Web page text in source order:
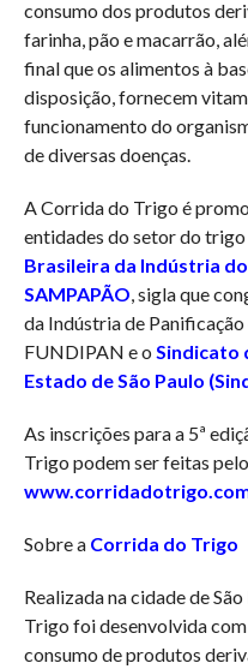
consumo dos produtos
farinha, pão e macarrão,
final que os alimentos à
disposição, fornecem
funcionamento do
de diversas doenças.
A Corrida do Trigo é
entidades do setor do trigo
Brasileira da Indústria
SAMPAPÃO , sigla que
da Indústria de
FUNDIPAN e o Sindicato
Estado de São Paulo
As inscrições para a 5ª
Trigo podem ser feitas
Sobre a Corrida do Trigo
Realizada na cidade de
Trigo foi desenvolvida
consumo de produtos